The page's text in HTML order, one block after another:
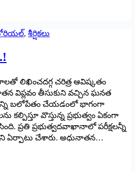
, శీర్షికలు
లిఖించదగ్గ చరిత్ర ఆవిష్కతం
విప్లవం తీసుకుని వచ్చిన ఘనత
బలోపేతం చేయడంలో భాగంగా
కల్పిస్తూ వొస్తున్న ప్రభుత్వం ఏకంగా
ప్రతి ప్రభుత్వదవాఖానాలో పరీక్షలన్నీ
ఏర్పాటు చేశారు. అధునాతన…